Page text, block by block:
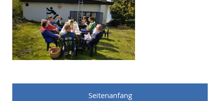
Seitenanfang